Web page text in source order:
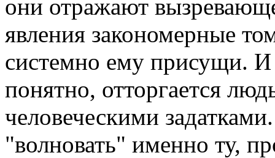
они отражают
явления закономерные
системно ему присущи. И
понятно, отторгается
человеческими
"волновать" именно ту,